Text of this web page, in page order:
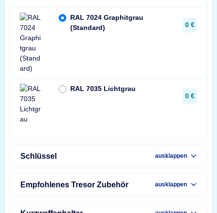
RAL 7024 Graphitgrau
(Standard)
0 €
RAL 7035 Lichtgrau
0 €
Schlüssel ausklappen
Empfohlenes Tresor Zubehör ausklappen